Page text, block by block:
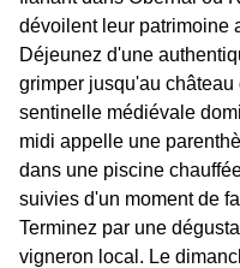
dévoilent leur patrimoine
Déjeunez d'une
grimper jusqu'au
sentinelle médiévale
midi appelle une
dans une piscine
suivies d'un moment de
Terminez par une
vigneron local. Le